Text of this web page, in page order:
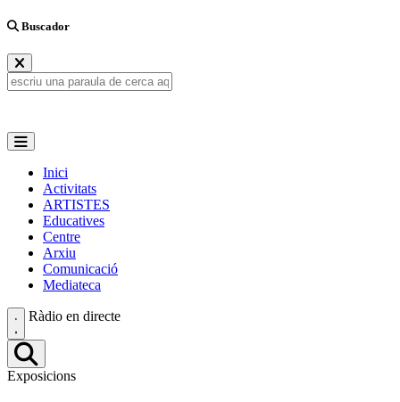
Buscador
Inici
Activitats
ARTISTES
Educatives
Centre
Arxiu
Comunicació
Mediateca
Ràdio en directe
Exposicions